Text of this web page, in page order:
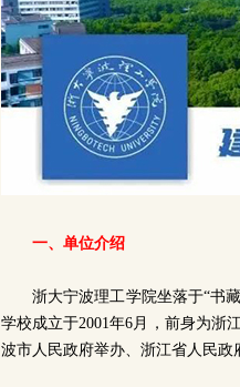
一、单位介绍
浙大宁波理工学院坐落于“书
学校成立于2001年6月，前身为浙
波市人民政府举办、浙江省人民政